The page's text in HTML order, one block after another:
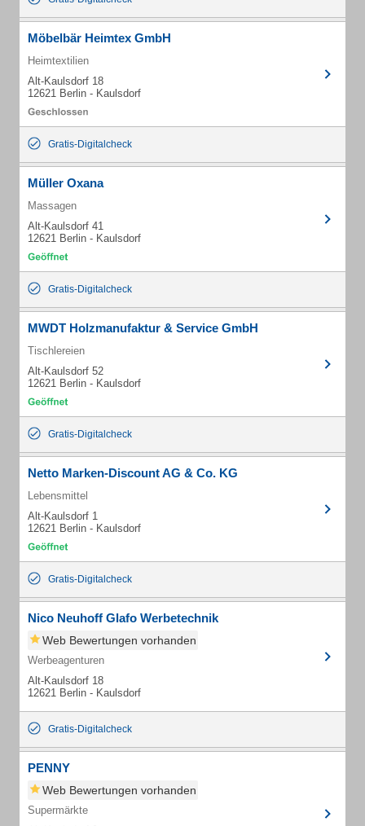
Möbelbär Heimtex GmbH
Heimtextilien
Alt-Kaulsdorf 18
12621 Berlin - Kaulsdorf
Gratis-Digitalcheck
Müller Oxana
Massagen
Alt-Kaulsdorf 41
12621 Berlin - Kaulsdorf
Gratis-Digitalcheck
MWDT Holzmanufaktur & Service GmbH
Tischlereien
Alt-Kaulsdorf 52
12621 Berlin - Kaulsdorf
Gratis-Digitalcheck
Netto Marken-Discount AG & Co. KG
Lebensmittel
Alt-Kaulsdorf 1
12621 Berlin - Kaulsdorf
Gratis-Digitalcheck
Nico Neuhoff Glafo Werbetechnik
Web Bewertungen vorhanden
Werbeagenturen
Alt-Kaulsdorf 18
12621 Berlin - Kaulsdorf
Gratis-Digitalcheck
PENNY
Web Bewertungen vorhanden
Supermärkte